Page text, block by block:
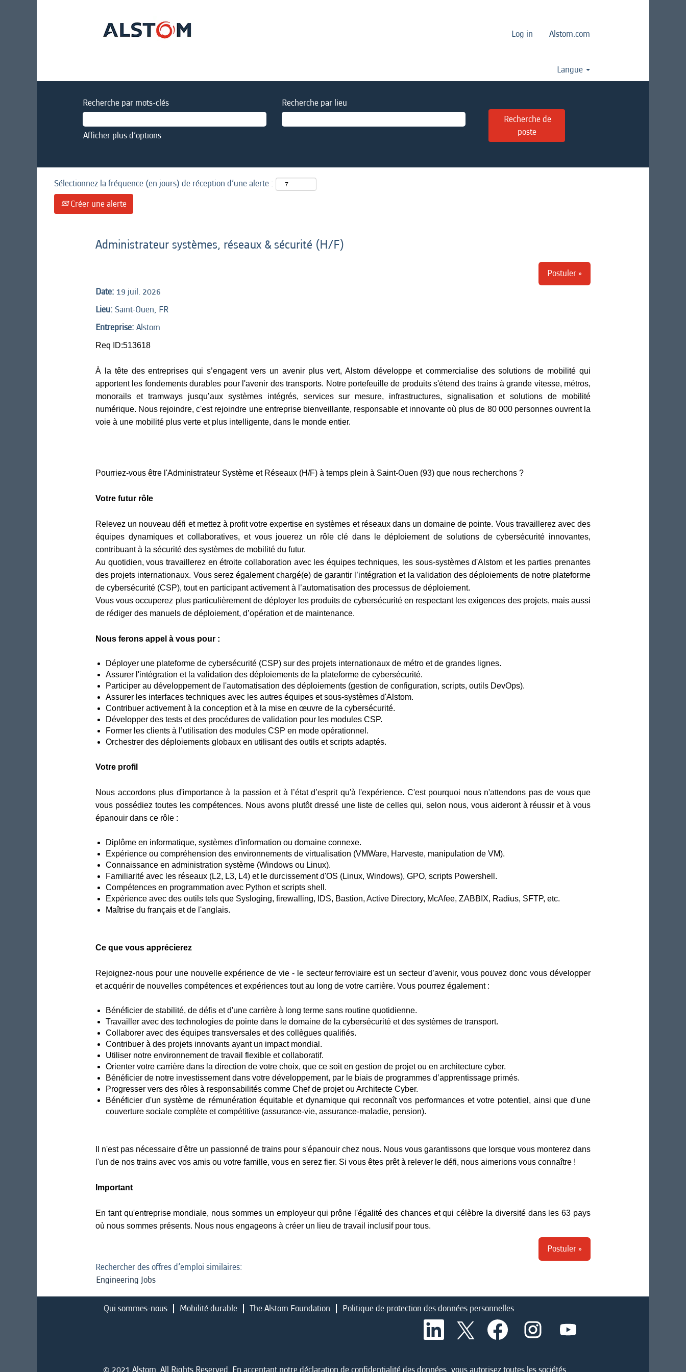
Log in Alstom.com
Langue
Recherche par mots-clés Recherche par lieu
Afficher plus d’options
Sélectionnez la fréquence (en jours) de réception d’une alerte :
Créer une alerte
Administrateur systèmes, réseaux & sécurité (H/F)
Postuler »
Date: 19 juil. 2026
Lieu: Saint-Ouen, FR
Entreprise: Alstom
Req ID:513618
À la tête des entreprises qui s’engagent vers un avenir plus vert, Alstom développe et commercialise des solutions de mobilité qui
apportent les fondements durables pour l'avenir des transports. Notre portefeuille de produits s'étend des trains à grande vitesse, métros,
monorails et tramways jusqu’aux systèmes intégrés, services sur mesure, infrastructures, signalisation et solutions de mobilité
numérique. Nous rejoindre, c'est rejoindre une entreprise bienveillante, responsable et innovante où plus de 80 000 personnes ouvrent la
voie à une mobilité plus verte et plus intelligente, dans le monde entier.
Pourriez-vous être l'Administrateur Système et Réseaux (H/F) à temps plein à Saint-Ouen (93) que nous recherchons ?
Votre futur rôle
Relevez un nouveau défi et mettez à profit votre expertise en systèmes et réseaux dans un domaine de pointe. Vous travaillerez avec des
équipes dynamiques et collaboratives, et vous jouerez un rôle clé dans le déploiement de solutions de cybersécurité innovantes,
contribuant à la sécurité des systèmes de mobilité du futur.
Au quotidien, vous travaillerez en étroite collaboration avec les équipes techniques, les sous-systèmes d'Alstom et les parties prenantes
des projets internationaux. Vous serez également chargé(e) de garantir l’intégration et la validation des déploiements de notre plateforme
de cybersécurité (CSP), tout en participant activement à l’automatisation des processus de déploiement.
Vous vous occuperez plus particulièrement de déployer les produits de cybersécurité en respectant les exigences des projets, mais aussi
de rédiger des manuels de déploiement, d’opération et de maintenance.
Nous ferons appel à vous pour :
Déployer une plateforme de cybersécurité (CSP) sur des projets internationaux de métro et de grandes lignes.
Assurer l'intégration et la validation des déploiements de la plateforme de cybersécurité.
Participer au développement de l'automatisation des déploiements (gestion de configuration, scripts, outils DevOps).
Assurer les interfaces techniques avec les autres équipes et sous-systèmes d'Alstom.
Contribuer activement à la conception et à la mise en œuvre de la cybersécurité.
Développer des tests et des procédures de validation pour les modules CSP.
Former les clients à l’utilisation des modules CSP en mode opérationnel.
Orchestrer des déploiements globaux en utilisant des outils et scripts adaptés.
Votre profil
Nous accordons plus d'importance à la passion et à l’état d’esprit qu'à l'expérience. C'est pourquoi nous n'attendons pas de vous que
vous possédiez toutes les compétences. Nous avons plutôt dressé une liste de celles qui, selon nous, vous aideront à réussir et à vous
épanouir dans ce rôle :
Diplôme en informatique, systèmes d'information ou domaine connexe.
Expérience ou compréhension des environnements de virtualisation (VMWare, Harveste, manipulation de VM).
Connaissance en administration système (Windows ou Linux).
Familiarité avec les réseaux (L2, L3, L4) et le durcissement d'OS (Linux, Windows), GPO, scripts Powershell.
Compétences en programmation avec Python et scripts shell.
Expérience avec des outils tels que Sysloging, firewalling, IDS, Bastion, Active Directory, McAfee, ZABBIX, Radius, SFTP, etc.
Maîtrise du français et de l'anglais.
Ce que vous apprécierez
Rejoignez-nous pour une nouvelle expérience de vie - le secteur ferroviaire est un secteur d’avenir, vous pouvez donc vous développer
et acquérir de nouvelles compétences et expériences tout au long de votre carrière. Vous pourrez également :
Bénéficier de stabilité, de défis et d'une carrière à long terme sans routine quotidienne.
Travailler avec des technologies de pointe dans le domaine de la cybersécurité et des systèmes de transport.
Collaborer avec des équipes transversales et des collègues qualifiés.
Contribuer à des projets innovants ayant un impact mondial.
Utiliser notre environnement de travail flexible et collaboratif.
Orienter votre carrière dans la direction de votre choix, que ce soit en gestion de projet ou en architecture cyber.
Bénéficier de notre investissement dans votre développement, par le biais de programmes d’apprentissage primés.
Progresser vers des rôles à responsabilités comme Chef de projet ou Architecte Cyber.
Bénéficier d'un système de rémunération équitable et dynamique qui reconnaît vos performances et votre potentiel, ainsi que d'une
couverture sociale complète et compétitive (assurance-vie, assurance-maladie, pension).
Il n'est pas nécessaire d'être un passionné de trains pour s'épanouir chez nous. Nous vous garantissons que lorsque vous monterez dans
l'un de nos trains avec vos amis ou votre famille, vous en serez fier. Si vous êtes prêt à relever le défi, nous aimerions vous connaître !
Important
En tant qu'entreprise mondiale, nous sommes un employeur qui prône l'égalité des chances et qui célèbre la diversité dans les 63 pays
où nous sommes présents. Nous nous engageons à créer un lieu de travail inclusif pour tous.
Postuler »
Rechercher des offres d’emploi similaires:
Engineering Jobs
Qui sommes-nous Mobilité durable The Alstom Foundation
Politique de protection des données personnelles
S
o
r
S
o
S
o
r r r
© 2021 Alstom. All Rights Reserved. En acceptant notre déclaration de confidentialité des données, vous autorisez toutes les sociétés,